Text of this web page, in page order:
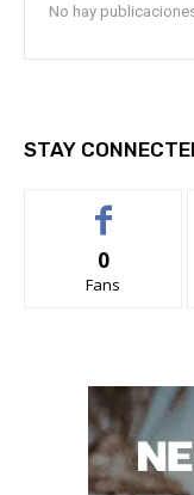
No hay
STAY
0
Fans